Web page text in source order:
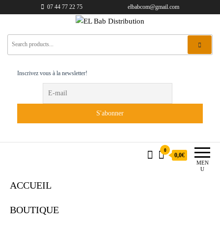
07 44 77 22 75 elbabcom@gmail.com
EL Bab Distribution
Inscrivez vous à la newsletter!
MEN
U
0
0,0€
ACCUEIL
BOUTIQUE